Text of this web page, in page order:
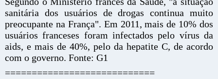
sanitária dos usuários de drogas continua muito
preocupante na França". Em 2011, mais de 10% dos
usuários franceses foram infectados pelo vírus da
aids, e mais de 40%, pelo da hepatite C, de acordo
com o governo. Fonte: G1
============================